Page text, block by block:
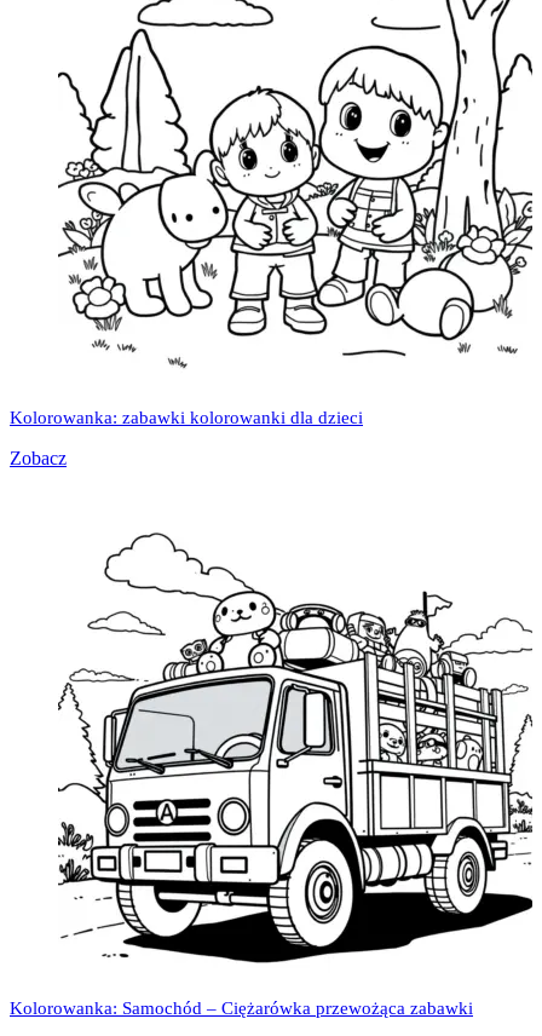
Kolorowanka: zabawki kolorowanki dla dzieci
Zobacz
Kolorowanka: Samochód – Ciężarówka przewożąca zabawki